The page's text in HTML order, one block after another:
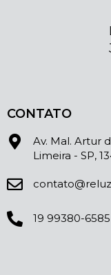
CONTATO
Av. Mal. Artur
Limeira - SP,
19 99380-6585